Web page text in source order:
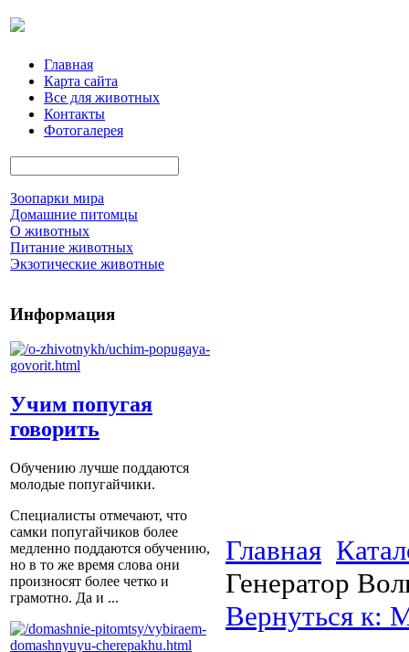
Главная
Карта сайта
Все для животных
Контакты
Фотогалерея
Зоопарки мира
Домашние питомцы
О животных
Питание животных
Экзотические животные
Информация
Учим попугая
говорить
Обучению лучше поддаются
молодые попугайчики.
Специалисты отмечают, что
самки попугайчиков более
медленно поддаются обучению,
но в то же время слова они
произносят более четко и
грамотно. Да и ...
Главная
Генератор
Вернуться к: